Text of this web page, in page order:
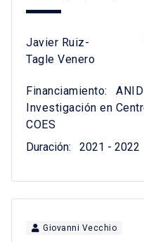
Javier Ruiz-
Tagle Venero
Financiamiento:
Investigación en
COES
Duración:
2021 - 2022
Giovanni Vecchio